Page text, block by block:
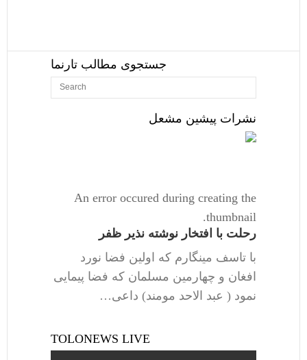
جستجوی مطالب تارنما
نشرات پیشین مشعل
An error occured during creating the
thumbnail.
رحلت با افتخار نوشته نذیر ظفر
با تاسف مینگارم که اولین فضا نورد
افغان و چهارمین مسلمان که فضا پیمایی
نمود ( عبد الاحد مومند) داعی…
TOLONEWS LIVE